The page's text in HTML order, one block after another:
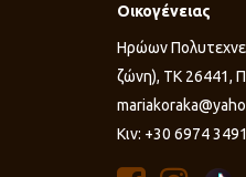
Οικογένειας
Ηρώων
ζώνη), ΤΚ 26441,
Κιν: +30 6974